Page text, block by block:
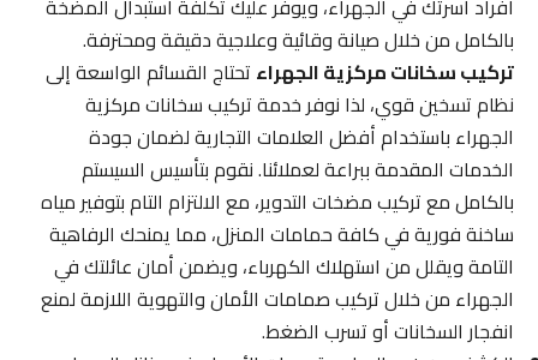
أفراد أسرتك في الجهراء، ويوفر عليك تكلفة استبدال المضخة
بالكامل من خلال صيانة وقائية وعلاجية دقيقة ومحترفة.
تركيب سخانات مركزية الجهراءتحتاج القسائم الواسعة إلى
نظام تسخين قوي، لذا نوفر خدمة تركيب سخانات مركزية
الجهراء باستخدام أفضل العلامات التجارية لضمان جودة
الخدمات المقدمة ببراعة لعملائنا. نقوم بتأسيس السيستم
بالكامل مع تركيب مضخات التدوير، مع الالتزام التام بتوفير مياه
ساخنة فورية في كافة حمامات المنزل، مما يمنحك الرفاهية
التامة ويقلل من استهلاك الكهرباء، ويضمن أمان عائلتك في
الجهراء من خلال تركيب صمامات الأمان والتهوية اللازمة لمنع
انفجار السخانات أو تسرب الضغط.